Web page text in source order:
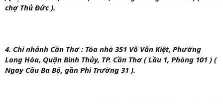
chợ Thủ Đức ).
4. Chi nhánh Cần Thơ : Tòa nhà 351 Võ Văn Kiệt, Phường
Long Hòa, Quận Bình Thủy, TP. Cần Thơ ( Lầu 1, Phòng 101 ) (
Ngay Cầu Ba Bộ, gần Phi Trường 31 ).